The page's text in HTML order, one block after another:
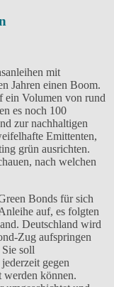
mit
Jahren einen Boom.
ein Volumen von rund
es noch 100
zur nachhaltigen
Emittenten,
grün ausrichten.
nach welchen
Bonds für sich
auf, es folgten
Deutschland wird
Zug aufspringen
soll
gegen
werden können.